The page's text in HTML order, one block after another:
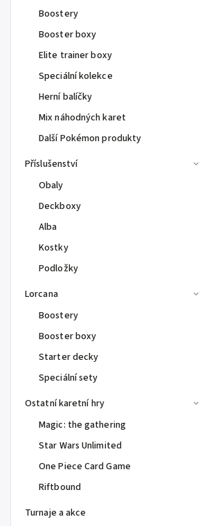
Boostery
Booster boxy
Elite trainer boxy
Speciální kolekce
Herní balíčky
Mix náhodných karet
Další Pokémon produkty
Příslušenství
Obaly
Deckboxy
Alba
Kostky
Podložky
Lorcana
Boostery
Booster boxy
Starter decky
Speciální sety
Ostatní karetní hry
Magic: the gathering
Star Wars Unlimited
One Piece Card Game
Riftbound
Turnaje a akce